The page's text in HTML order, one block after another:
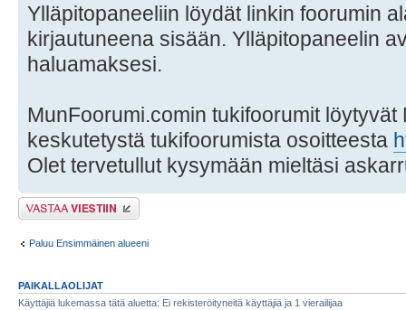
Ylläpitopaneeliin löydät linkin foorumin
kirjautuneena sisään. Ylläpitopaneelin
haluamaksesi.
MunFoorumi.comin tukifoorumit löytyvät
keskutetystä tukifoorumista osoitteesta
Olet tervetullut kysymään mieltäsi
Lähetä vastaus
Paluu Ensimmäinen alueeni
PAIKALLAOLIJAT
Käyttäjiä lukemassa tätä aluetta: Ei rekisteröityneitä käyttäjiä ja 1 vierailijaa